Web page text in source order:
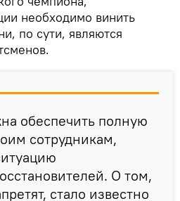
необходимо винить
по сути, являются
обеспечить полную
сотрудникам,
О том,
стало известно